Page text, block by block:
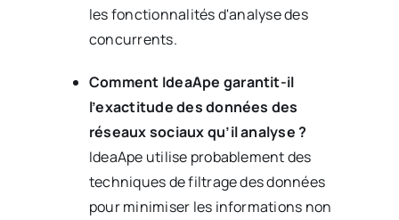
les fonctionnalités d'analyse des
concurrents.
Comment IdeaApe garantit-il
l’exactitude des données des
réseaux sociaux qu’il analyse ?
IdeaApe utilise probablement des
techniques de filtrage des données
pour minimiser les informations non